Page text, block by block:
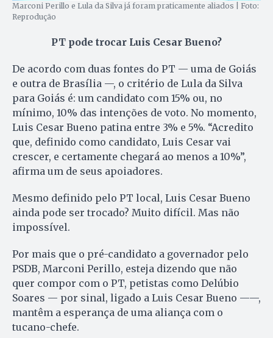
Marconi Perillo e Lula da Silva já foram praticamente aliados | Foto:
Reprodução
PT pode trocar Luis Cesar Bueno?
De acordo com duas fontes do PT — uma de Goiás
e outra de Brasília —, o critério de Lula da Silva
para Goiás é: um candidato com 15% ou, no
mínimo, 10% das intenções de voto. No momento,
Luis Cesar Bueno patina entre 3% e 5%. “Acredito
que, definido como candidato, Luis Cesar vai
crescer, e certamente chegará ao menos a 10%”,
afirma um de seus apoiadores.
Mesmo definido pelo PT local, Luis Cesar Bueno
ainda pode ser trocado? Muito difícil. Mas não
impossível.
Por mais que o pré-candidato a governador pelo
PSDB, Marconi Perillo, esteja dizendo que não
quer compor com o PT, petistas como Delúbio
Soares — por sinal, ligado a Luis Cesar Bueno ——,
mantêm a esperança de uma aliança com o
tucano-chefe.